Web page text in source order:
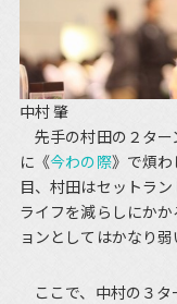
中村 肇
先手の村田の２ター
に《今わの際》で煩
目、村田はセットラ
ライフを減らしにか
ョンとしてはかなり弱
ここで、中村の３タ